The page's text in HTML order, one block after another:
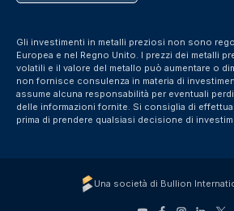
Gli investimenti in metalli preziosi non sono
Europea e nel Regno Unito. I prezzi dei metalli
volatili e il valore del metallo può aumentare o
non fornisce consulenza in materia di
assume alcuna responsabilità per eventuali
delle informazioni fornite. Si consiglia di
prima di prendere qualsiasi decisione di
Una società di Bullion